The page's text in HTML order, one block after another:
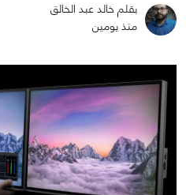
بقلم خالد عبد الخالق
منذ يومين